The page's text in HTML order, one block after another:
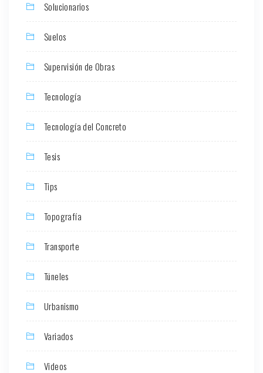
Solucionarios
Suelos
Supervisión de Obras
Tecnología
Tecnología del Concreto
Tesis
Tips
Topografía
Transporte
Túneles
Urbanismo
Variados
Videos